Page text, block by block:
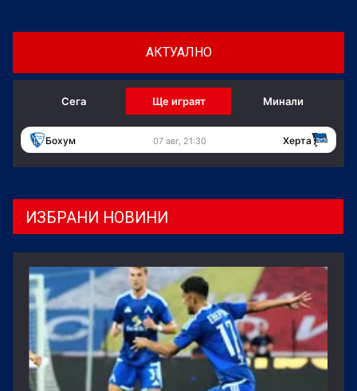
АКТУАЛНО
Сега Ще играят Минали
Бохум 07 авг, 21:30 Херта
ИЗБРАНИ НОВИНИ